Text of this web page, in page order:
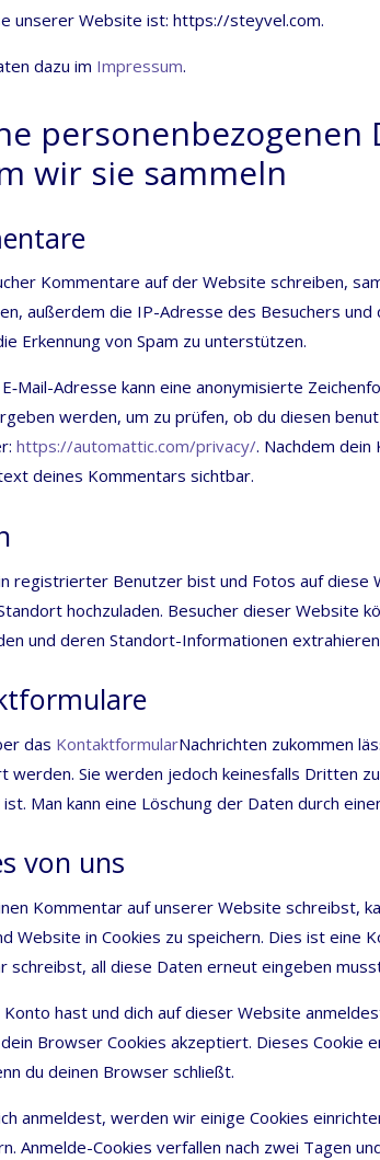
unse­rer Web­site ist: https://​stey​vel​.com.
dazu im Impres­sum.
wir sie sammeln
Kom­men­ta­re auf der Web­site schrei­ben,
außer­dem die IP-Adres­se des Besu­chers
Erken­nung von Spam zu unterstützen.
Adres­se kann eine anony­mi­sier­te
wer­den, um zu prü­fen, ob du die­sen
https://​auto​mat​tic​.com/​p​r​i​v​a​cy/. Nach­dem
dei­nes Kom­men­tars sichtbar.
regis­trier­ter Benut­zer bist und Fotos auf
hoch­zu­la­den. Besu­cher die­ser Web­site
und deren Stand­ort-Infor­ma­tio­nen
das Kon­takt­for­mu­larNach­rich­ten zukom­men
wer­den. Sie wer­den jedoch kei­nes­falls Drit­ten
Man kann eine Löschung der Daten durch
von uns
Kom­men­tar auf unse­rer Web­site schreibst,
Web­site in Coo­kies zu spei­chern. Dies ist eine
schreibst, all die­se Daten erneut ein­ge­ben
Kon­to hast und dich auf die­ser Web­site
Brow­ser Coo­kies akzep­tiert. Die­ses
du dei­nen Brow­ser schließt.
anmel­dest, wer­den wir eini­ge Coo­kies
Anmel­de-Coo­kies ver­fal­len nach zwei Tagen